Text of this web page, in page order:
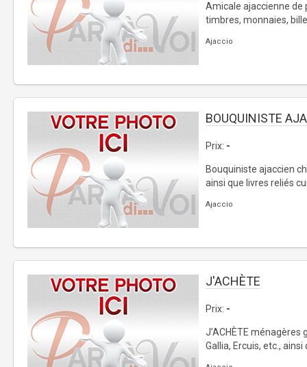
Amicale ajaccienne de
timbres, monnaies,
Ajaccio
BOUQUINISTE
Prix: -
Bouquiniste ajaccien
ainsi que livres reliés
Ajaccio
J'ACHÈTE
Prix: -
J’ACHÈTE
Gallia, Ercuis, etc., ainsi